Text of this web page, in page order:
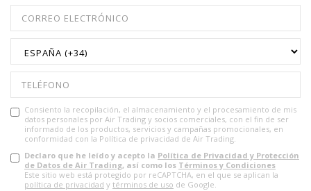
Consiento la recopilación, el almacenamiento y el procesamiento de mis
datos personales por Air Trading y socios comerciales, con el fin de ser
informado de los productos, servicios y campañas promocionales, en
conformidad con la Política de privacidad de Air Trading.
Declaro que he leído y acepto la Política de Privacidad y Protección
de Datos de Air Trading, así como los Términos y Condiciones
Este sitio web está protegido por reCAPTCHA, en el que se aplican la
política de privacidad y términos de uso de Google.